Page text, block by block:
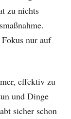
zu nichts
nur auf
effektiv zu
und Dinge
sicher schon